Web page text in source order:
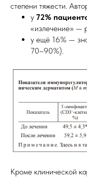
степени тяжести.
у 72%
«излечение» —
у ещё 16% —
70–90%).
Кроме клинической